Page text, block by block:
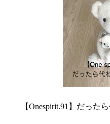
【Onespirit.91】だ